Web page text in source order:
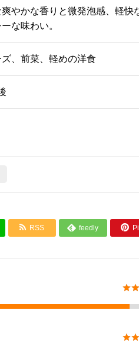
やかな香りと微発泡感、軽快
な味わい。
、前菜、軽めの洋食
 RSS  feedly 

